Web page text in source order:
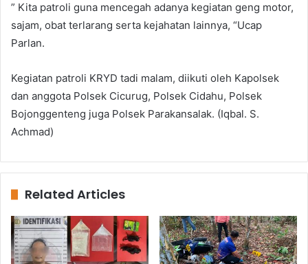
” Kita patroli guna mencegah adanya kegiatan geng motor,
sajam, obat terlarang serta kejahatan lainnya, “Ucap
Parlan.
Kegiatan patroli KRYD tadi malam, diikuti oleh Kapolsek
dan anggota Polsek Cicurug, Polsek Cidahu, Polsek
Bojonggenteng juga Polsek Parakansalak. (Iqbal. S.
Achmad)
Related Articles